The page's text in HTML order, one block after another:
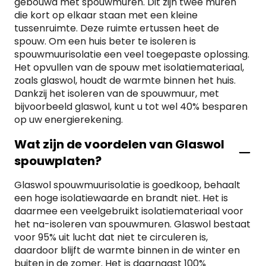
stijgt de isolatiewaarde naarmate u dikker
isolatiemateriaal gebruikt.Bij elk product in onze
website staat een Rd-waarde. Dit duidt de
isolatiewaarde aan van het materiaal. Om voor
subsidie in aanmerking te komen is een minimale
Rd-waarde van 3,5 m2K/W benodigd. Metglaswol
platen van 120mmof hoger behaalt u deze
isolatiewaarde.Wilt u weten welke glaswol isolatie u
het beste kunt gebruiken om uw dak te isoleren?
die kort op elkaar staan met een kleine
tussenruimte. Deze ruimte ertussen heet de
spouw. Om een huis beter te isoleren is
spouwmuurisolatie een veel toegepaste oplossing.
Het opvullen van de spouw met isolatiemateriaal,
zoals glaswol, houdt de warmte binnen het huis.
Dankzij het isoleren van de spouwmuur, met
bijvoorbeeld glaswol, kunt u tot wel 40% besparen
op uw energierekening.
Wat zijn de voordelen van Glaswol
spouwplaten?
Glaswol spouwmuurisolatie is goedkoop, behaalt
een hoge isolatiewaarde en brandt niet. Het is
daarmee een veelgebruikt isolatiemateriaal voor
het na-isoleren van spouwmuren. Glaswol bestaat
voor 95% uit lucht dat niet te circuleren is,
daardoor blijft de warmte binnen in de winter en